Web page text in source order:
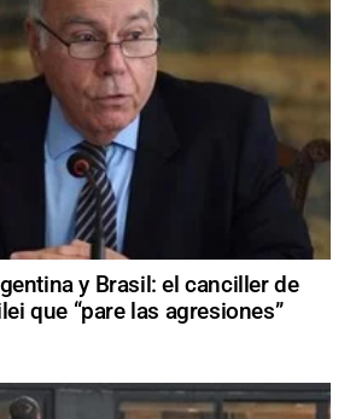
y Brasil: el canciller de
que “pare las agresiones”